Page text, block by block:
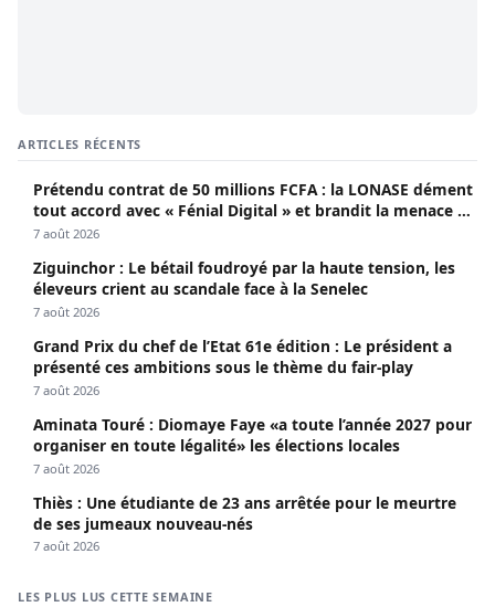
ARTICLES RÉCENTS
Prétendu contrat de 50 millions FCFA : la LONASE dément
tout accord avec « Fénial Digital » et brandit la menace de
poursuites
7 août 2026
Ziguinchor : Le bétail foudroyé par la haute tension, les
éleveurs crient au scandale face à la Senelec
7 août 2026
Grand Prix du chef de l’Etat 61e édition : Le président a
présenté ces ambitions sous le thème du fair-play
7 août 2026
Aminata Touré : Diomaye Faye «a toute l’année 2027 pour
organiser en toute légalité» les élections locales
7 août 2026
Thiès : Une étudiante de 23 ans arrêtée pour le meurtre
de ses jumeaux nouveau-nés
7 août 2026
LES PLUS LUS CETTE SEMAINE